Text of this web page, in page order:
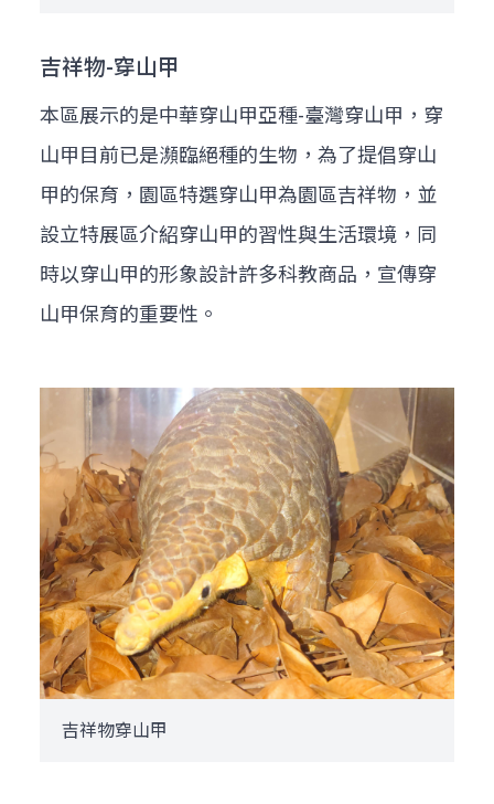
吉祥物-穿山甲
本區展示的是中華穿山甲亞種-臺灣穿山甲，穿
山甲目前已是瀕臨絕種的生物，為了提倡穿山
甲的保育，園區特選穿山甲為園區吉祥物，並
設立特展區介紹穿山甲的習性與生活環境，同
時以穿山甲的形象設計許多科教商品，宣傳穿
山甲保育的重要性。
吉祥物穿山甲